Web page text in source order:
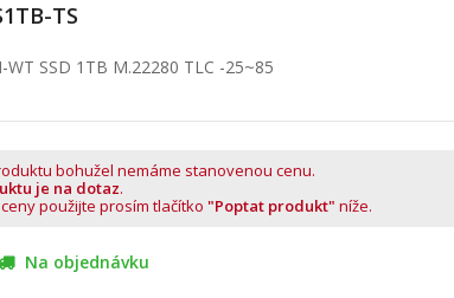
TS
WT SSD 1TB M.22280 TLC -25~85
bohužel nemáme stanovenou cenu.
je na dotaz.
použijte prosím tlačítko "Poptat produkt" níže.
Na objednávku